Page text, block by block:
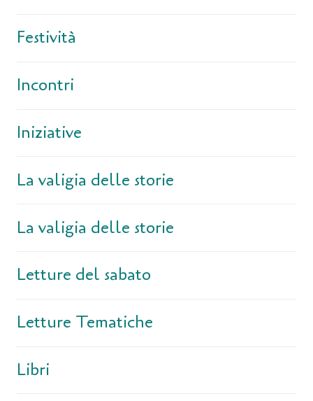
Festività
Incontri
Iniziative
La valigia delle storie
La valigia delle storie
Letture del sabato
Letture Tematiche
Libri